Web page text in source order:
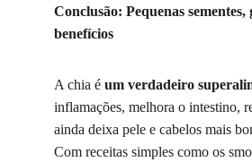
Conclusão: Pequenas sementes,
benefícios
A chia é um verdadeiro
inflamações, melhora o intestino,
ainda deixa pele e cabelos mais
Com receitas simples como os